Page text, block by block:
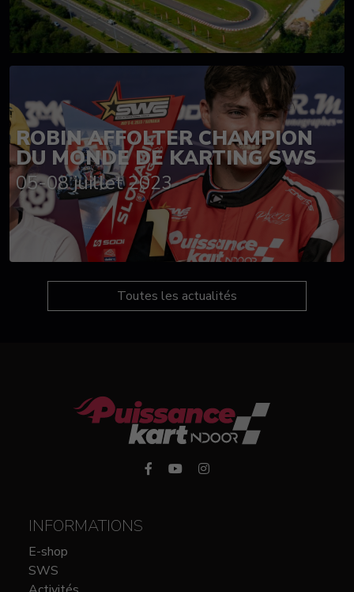
ROBIN AFFOLTER CHAMPION
DU MONDE DE KARTING SWS
05-08 juillet 2023
Toutes les actualités
INFORMATIONS
E-shop
SWS